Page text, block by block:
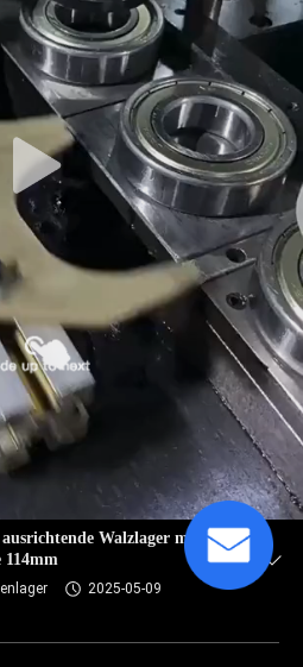
Walzlager mit
114mm
2025-05-09